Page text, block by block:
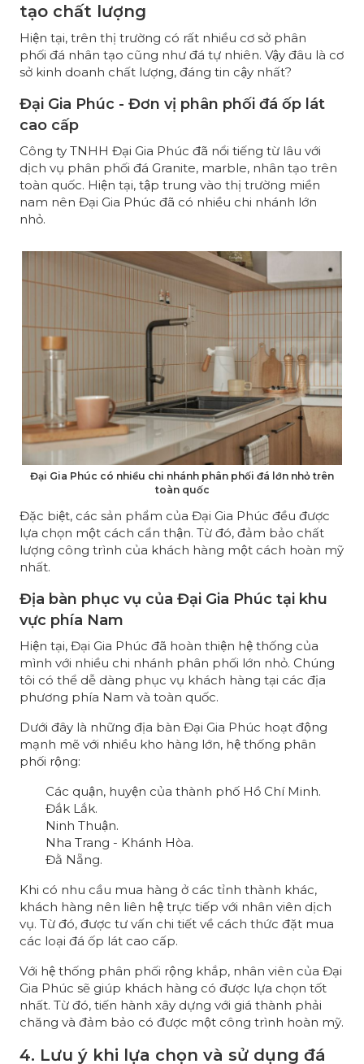
tạo chất lượng
Hiện tại, trên thị trường có rất nhiều cơ sở phân
phối đá nhân tạo cũng như đá tự nhiên. Vậy đâu là cơ
sở kinh doanh chất lượng, đáng tin cậy nhất?
Đại Gia Phúc - Đơn vị phân phối đá ốp lát
cao cấp
Công ty TNHH Đại Gia Phúc đã nổi tiếng từ lâu với
dịch vụ phân phối đá Granite, marble, nhân tạo trên
toàn quốc. Hiện tại, tập trung vào thị trường miền
nam nên Đại Gia Phúc đã có nhiều chi nhánh lớn
nhỏ.
Đại Gia Phúc có nhiều chi nhánh phân phối đá lớn nhỏ trên
toàn quốc
Đặc biệt, các sản phẩm của Đại Gia Phúc đều được
lựa chọn một cách cẩn thận. Từ đó, đảm bảo chất
lượng công trình của khách hàng một cách hoàn mỹ
nhất.
Địa bàn phục vụ của Đại Gia Phúc tại khu
vực phía Nam
Hiện tại, Đại Gia Phúc đã hoàn thiện hệ thống của
mình với nhiều chi nhánh phân phối lớn nhỏ. Chúng
tôi có thể dễ dàng phục vụ khách hàng tại các địa
phương phía Nam và toàn quốc.
Dưới đây là những địa bàn Đại Gia Phúc hoạt động
mạnh mẽ với nhiều kho hàng lớn, hệ thống phân
phối rộng:
Các quận, huyện của thành phố Hồ Chí Minh.
Đắk Lắk.
Ninh Thuận.
Nha Trang - Khánh Hòa.
Đằ Nẵng.
Khi có nhu cầu mua hàng ở các tỉnh thành khác,
khách hàng nên liên hệ trực tiếp với nhân viên dịch
vụ. Từ đó, được tư vấn chi tiết về cách thức đặt mua
các loại đá ốp lát cao cấp.
Với hệ thống phân phối rộng khắp, nhân viên của Đại
Gia Phúc sẽ giúp khách hàng có được lựa chọn tốt
nhất. Từ đó, tiến hành xây dựng với giá thành phải
chăng và đảm bảo có được một công trình hoàn mỹ.
4. Lưu ý khi lựa chọn và sử dụng đá